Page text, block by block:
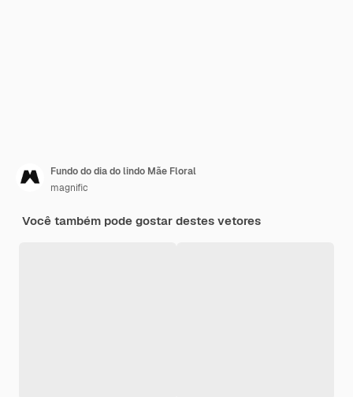
Fundo do dia do lindo Mãe Floral
magnific
Você também pode gostar destes vetores